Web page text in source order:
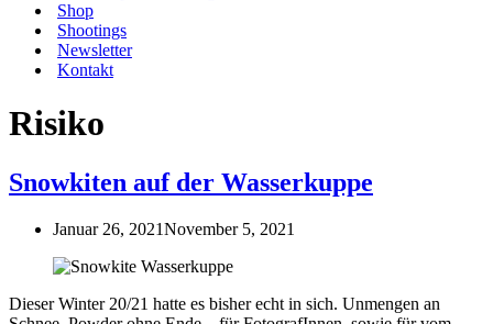
Shop
Shootings
Newsletter
Kontakt
Risiko
Snowkiten auf der Wasserkuppe
Januar 26, 2021November 5, 2021
Dieser Winter 20/21 hatte es bisher echt in sich. Unmengen an